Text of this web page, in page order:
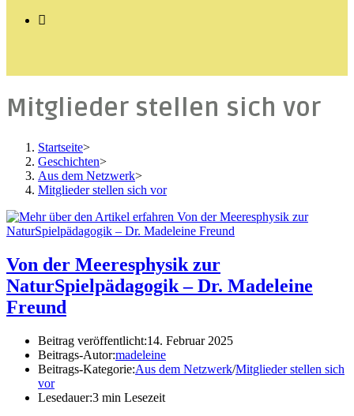
Mitglieder stellen sich vor
Startseite>
Geschichten>
Aus dem Netzwerk>
Mitglieder stellen sich vor
Von der Meeresphysik zur
NaturSpielpädagogik – Dr. Madeleine
Freund
Beitrag veröffentlicht:14. Februar 2025
Beitrags-Autor:madeleine
Beitrags-Kategorie:Aus dem Netzwerk/Mitglieder stellen sich
vor
Lesedauer:3 min Lesezeit